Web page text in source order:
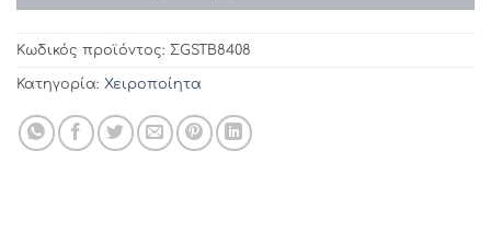
Κωδικός προϊόντος: ΣGSTB8408
Κατηγορία: Χειροποίητα